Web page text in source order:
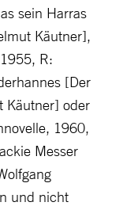
sein Harras
Käutner],
R:
[Der
Käutner] oder
1960,
Messer
und nicht